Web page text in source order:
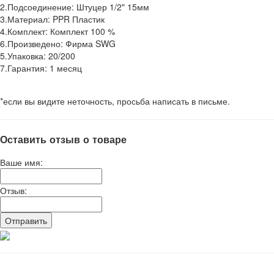
2.Подсоединение: Штуцер 1/2" 15мм
3.Материал: PPR Пластик
4.Комплект: Комплект 100 %
6.Произведено: Фирма SWG
5.Упаковка: 20/200
7.Гарантия: 1 месяц
*если вы видите неточность, просьба написать в письме.
Оставить отзыв о товаре
Ваше имя:
Отзыв: